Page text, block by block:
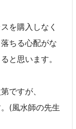
を購入しなく
ちる心配がな
と思います。
ですが、
(風水師の先生